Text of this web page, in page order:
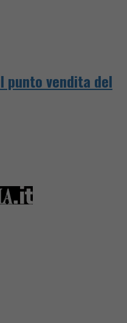
punto vendita del